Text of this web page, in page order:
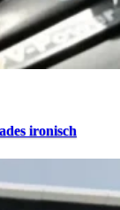
ironisch